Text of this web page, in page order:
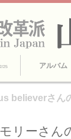
25 アルバム
believerさん
モリーさん